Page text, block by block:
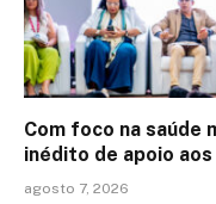
Com foco na saúde
inédito de apoio
agosto 7, 2026